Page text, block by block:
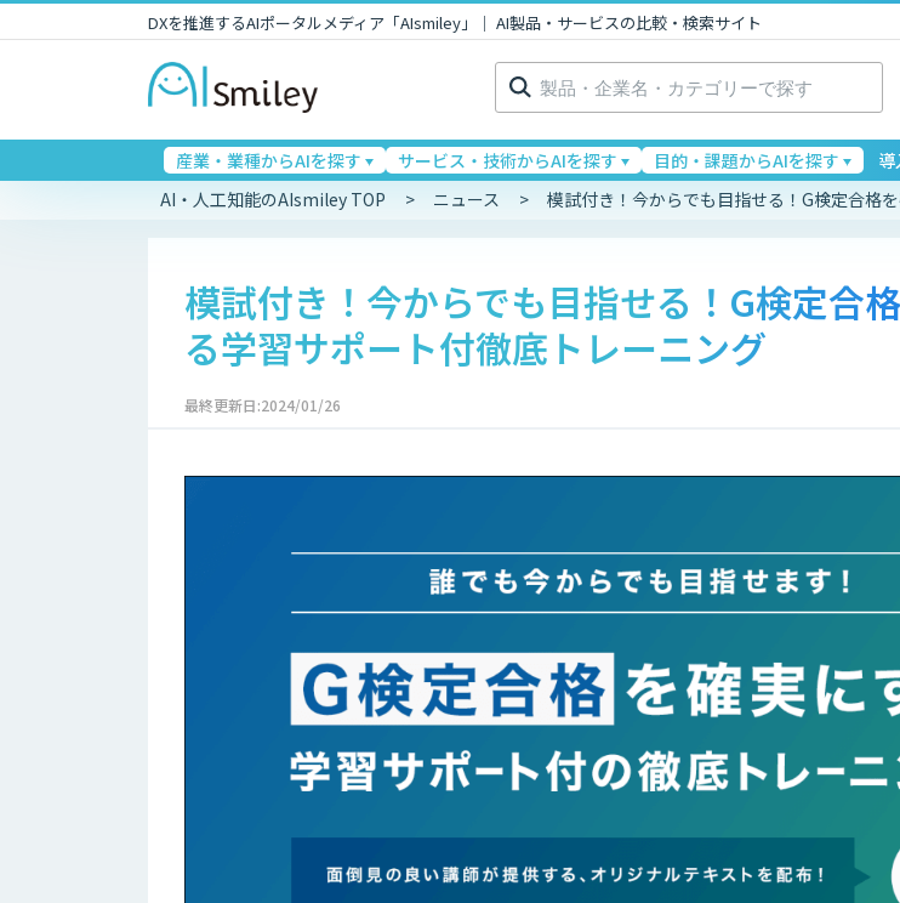
DXを推進するAIポータルメディア「AIsmiley」｜ AI製品・サービスの比較・検索サイト
検
索:
産業・業種からAIを探す サービス・技術からAIを探す 目的・課題からAIを探す 導
AI・人工知能のAIsmiley TOP ニュース 模試付き！今からでも目指せる！G検定合格
模試付き！今からでも目指せる！G検定合
る学習サポート付徹底トレーニング
最終更新日:2024/01/26